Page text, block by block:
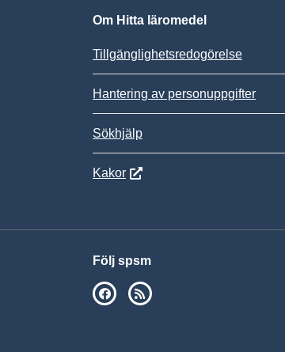
Om Hitta läromedel
Tillgänglighetsredogörelse
Hantering av personuppgifter
Sökhjälp
Kakor
Följ spsm
SPSM på Facebook